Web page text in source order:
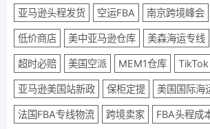
亚马逊头程发货 空运FBA 南京跨境峰会
低价商店 美中亚马逊仓库 美森海运专线
超时必赔 美国空派 MEM1仓库 TikTok
亚马逊美国站新政 保柜定提 美国国际海
法国FBA专线物流 跨境卖家 FBA头程成